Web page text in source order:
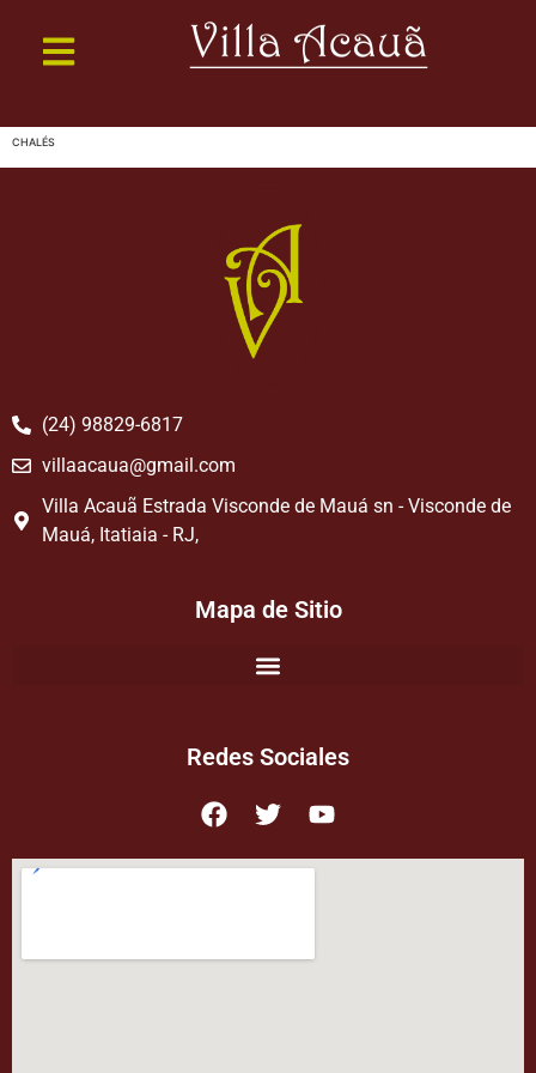
CHALÉS
(24) 98829-6817
villaacaua@gmail.com
Villa Acauã Estrada Visconde de Mauá sn - Visconde de
Mauá, Itatiaia - RJ,
Mapa de Sitio
Redes Sociales